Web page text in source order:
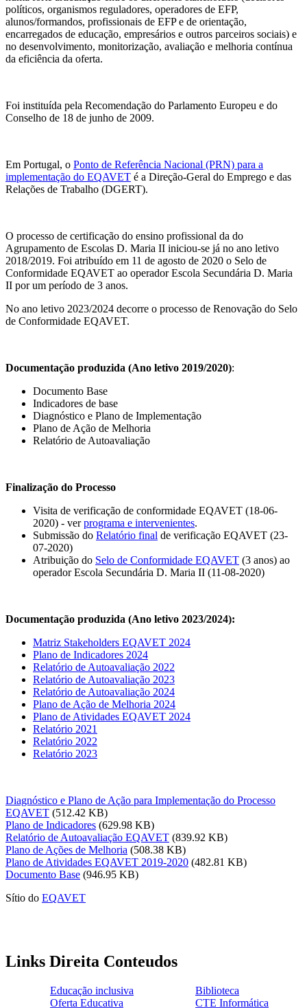
políticos, organismos reguladores, operadores de EFP,
alunos/formandos, profissionais de EFP e de orientação,
encarregados de educação, empresários e outros parceiros sociais) e
no desenvolvimento, monitorização, avaliação e melhoria contínua
da eficiência da oferta.
Foi instituída pela Recomendação do Parlamento Europeu e do
Conselho de 18 de junho de 2009.
Em Portugal, o Ponto de Referência Nacional (PRN) para a
implementação do EQAVET é a Direção-Geral do Emprego e das
Relações de Trabalho (DGERT).
O processo de certificação do ensino profissional da do
Agrupamento de Escolas D. Maria II iniciou-se já no ano letivo
2018/2019. Foi atribuído em 11 de agosto de 2020 o Selo de
Conformidade EQAVET ao operador Escola Secundária D. Maria
II por um período de 3 anos.
No ano letivo 2023/2024 decorre o processo de Renovação do Selo
de Conformidade EQAVET.
Documentação produzida (Ano letivo 2019/2020):
Documento Base
Indicadores de base
Diagnóstico e Plano de Implementação
Plano de Ação de Melhoria
Relatório de Autoavaliação
Finalização do Processo
Visita de verificação de conformidade EQAVET (18-06-
2020) - verprograma e intervenientes.
Submissão do Relatório final de verificação EQAVET (23-
07-2020)
Atribuição do Selo de Conformidade EQAVET (3 anos) ao
operador Escola Secundária D. Maria II (11-08-2020)
Documentação produzida (Ano letivo 2023/2024):
Matriz Stakeholders EQAVET 2024
Plano de Indicadores 2024
Relatório de Autoavaliação 2022
Relatório de Autoavaliação 2023
Relatório de Autoavaliação 2024
Plano de Ação de Melhoria 2024
Plano de Atividades EQAVET 2024
Relatório 2021
Relatório 2022
Relatório 2023
Diagnóstico e Plano de Ação para Implementação do Processo
EQAVET (512.42 KB)
Plano de Indicadores (629.98 KB)
Relatório de Autoavaliação EQAVET (839.92 KB)
Plano de Ações de Melhoria (508.38 KB)
Plano de Atividades EQAVET 2019-2020 (482.81 KB)
Documento Base (946.95 KB)
Sítio do EQAVET
Links Direita Conteudos
Educação inclusiva Biblioteca
Oferta Educativa CTE Informática